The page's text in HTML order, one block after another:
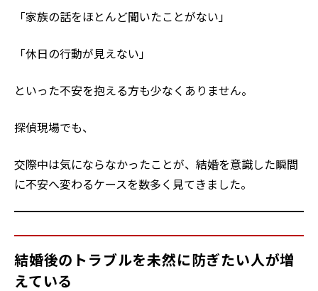
「家族の話をほとんど聞いたことがない」
「休日の行動が見えない」
といった不安を抱える方も少なくありません。
探偵現場でも、
交際中は気にならなかったことが、結婚を意識した瞬間
に不安へ変わるケースを数多く見てきました。
結婚後のトラブルを未然に防ぎたい人が増
えている